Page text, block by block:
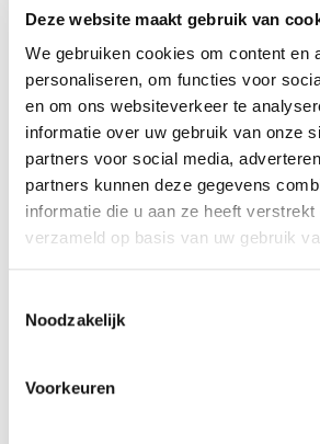
Deze website maakt gebruik van
We gebruiken cookies om content en
personaliseren, om functies voor
en om ons websiteverkeer te
informatie over uw gebruik van onze
partners voor social media,
partners kunnen deze gegevens
informatie die u aan ze heeft verstrekt
verzameld op basis van uw gebruik
Noodzakelijk
Voorkeuren
W Water Wales
X eks
X-tra
spicy
Xizan
g
(Tibet)
Yoghu Yeme
Z
zed (UK,